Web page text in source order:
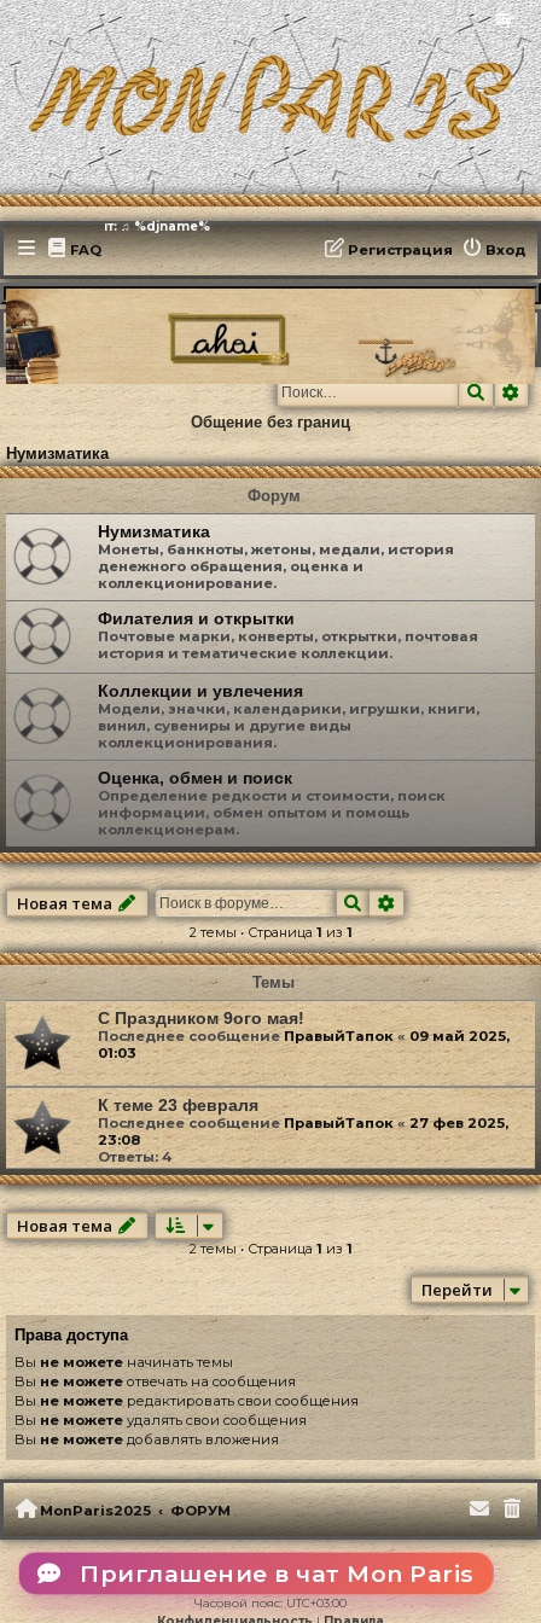
📻
FAQ Вход
Регистрация
Эфирит: ♫ %djname%
MonParis2025 ФОРУМ Хобби Нумизматика
Поиск
Общение без границ
Нумизматика
Форум
Нумизматика
Монеты, банкноты, жетоны, медали, история
денежного обращения, оценка и
коллекционирование.
Филателия и открытки
Почтовые марки, конверты, открытки, почтовая
история и тематические коллекции.
Коллекции и увлечения
Модели, значки, календарики, игрушки, книги,
винил, сувениры и другие виды
коллекционирования.
Оценка, обмен и поиск
Определение редкости и стоимости, поиск
информации, обмен опытом и помощь
коллекционерам.
Новая тема Поиск Расширенный
2 темы • Страница1из 1
Темы
С Праздником 9ого мая!
Последнее сообщение ПравыйТапок«09 май 2025,
01:03
К теме 23 февраля
Последнее сообщение ПравыйТапок«27 фев 2025,
23:08
Ответы:4
Новая тема
2 темы • Страница1из1
Перейти
Права доступа
Вы не можете начинать темы
Вы не можетеотвечать на сообщения
Вы не можете редактировать свои сообщения
Вы не можете удалять свои сообщения
Вы не можете добавлять вложения
MonParis2025 ФОРУМ
Приглашение в чат Mon Paris
Часовой пояс: UTC+03:00